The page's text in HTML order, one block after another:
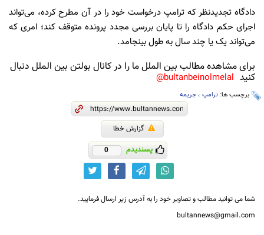
دادگاه تجدیدنظر که ترامپ درخواست خود را در آن مطرح کرده، می‌تواند
اجرای حکم دادگاه را تا پایان بررسی مجدد پرونده متوقف کند؛ امری که
می‌تواند یک یا چند سال به طول بینجامد.
برای مشاهده مطالب بین الملل ما را در کانال بولتن بین الملل دنبال
کنید bultanbeinolmelal@
برچسب ها: ترامپ ، جریمه
گزارش خطا
پسندیدم 0
شما می توانید مطالب و تصاویر خود را به آدرس زیر ارسال فرمایید.
bultannews@gmail.com